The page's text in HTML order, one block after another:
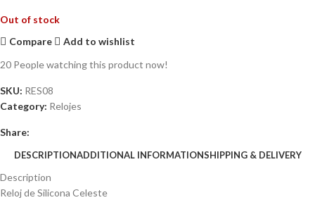
Out of stock
Compare
Add to wishlist
20 People watching this product now!
SKU: RES08
Category: Relojes
Share:
DESCRIPTIONADDITIONAL INFORMATIONSHIPPING & DELIVERY
Description
Reloj de Silicona Celeste